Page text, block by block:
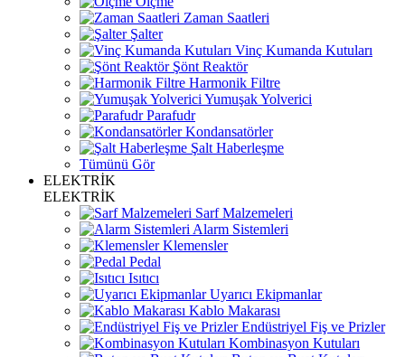
Zaman Saatleri
Şalter
Vinç Kumanda Kutuları
Şönt Reaktör
Harmonik Filtre
Yumuşak Yolverici
Parafudr
Kondansatörler
Şalt Haberleşme
Tümünü Gör
ELEKTRİK
ELEKTRİK
Sarf Malzemeleri
Alarm Sistemleri
Klemensler
Pedal
Isıtıcı
Uyarıcı Ekipmanlar
Kablo Makarası
Endüstriyel Fiş ve Prizler
Kombinasyon Kutuları